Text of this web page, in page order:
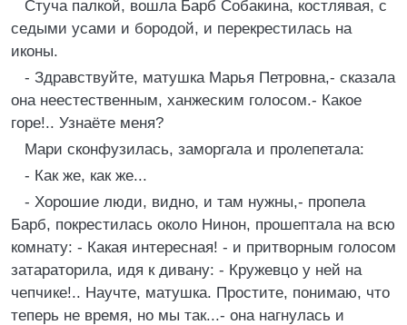
Стуча палкой, вошла Барб Собакина, костлявая, с
седыми усами и бородой, и перекрестилась на
иконы.
- Здравствуйте, матушка Марья Петровна,- сказала
она неестественным, ханжеским голосом.- Какое
горе!.. Узнаёте меня?
Мари сконфузилась, заморгала и пролепетала:
- Как же, как же...
- Хорошие люди, видно, и там нужны,- пропела
Барб, покрестилась около Нинон, прошептала на всю
комнату: - Какая интересная! - и притворным голосом
затараторила, идя к дивану: - Кружевцо у ней на
чепчике!.. Научте, матушка. Простите, понимаю, что
теперь не время, но мы так...- она нагнулась и